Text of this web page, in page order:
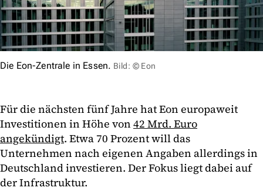
Die Eon-Zentrale in Essen. Bild: © Eon
Für die nächsten fünf Jahre hat Eon europaweit
Investitionen in Höhe von 42 Mrd. Euro
angekündigt. Etwa 70 Prozent will das
Unternehmen nach eigenen Angaben allerdings in
Deutschland investieren. Der Fokus liegt dabei auf
der Infrastruktur.